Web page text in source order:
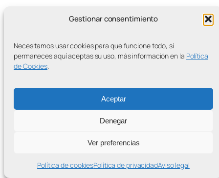
Gestionar consentimiento
Necesitamos usar cookies para que funcione todo, si
permaneces aquí aceptas su uso, más información en la Política
de Cookies.
Aceptar
Denegar
Ver preferencias
Política de cookiesPolítica de privacidadAviso legal
MÁS ENTRADAS
Contra la Criminalización de la Protesta Climática
WordPress